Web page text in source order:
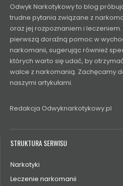
Odwyk Narkotykowy to blog
trudne pytania związane z
oraz jej rozpoznaniem i
pierwszą doraźną pomoc w
narkomanii, sugerując również
których warto się udać, by
walce z narkomanią. Zachęcamy
naszymi artykułami.
Redakcja Odwyknarkotykowy.pl
STRUKTURA SERWISU
Narkotyki
Leczenie narkomanii